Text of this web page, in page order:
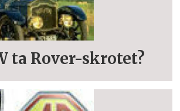
ta Rover-skrotet?